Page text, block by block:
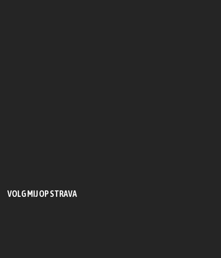
VOLG MIJ OP STRAVA